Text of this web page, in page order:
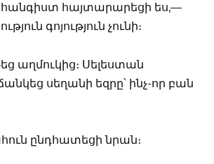
հանգիստ հայտարարեցի ես,—
գոյություն չունի։
աղմուկից։ Սելեստան
սեղանի եզրը՝ ինչ-որ բան
ընդհատեցի նրան։